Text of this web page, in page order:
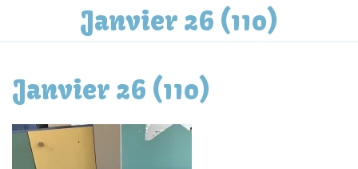
Janvier 26 (110)
Janvier 26 (110)